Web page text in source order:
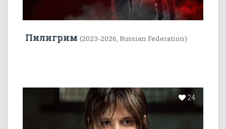
Пилигрим (2023-2026, Russian Federation)
24